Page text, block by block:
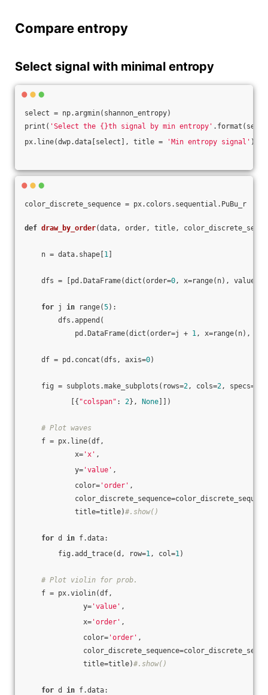
Compare entropy
Select signal with minimal entropy
select = np.argmin(shannon_entropy)
print( 'Select the {}th signal by min entropy'
px.line(dwp.data[select], title =
'Min entropy signal'
color_discrete_sequence = px.colors.sequential.PuBu_r
def draw_by_order(data, order, title,
n = data.shape[ 1
dfs = [pd.DataFrame(dict(order=0, x=range(n),
for j in range(5):
dfs.append(
pd.DataFrame(dict(order=j + 1, x=range(n),
df = pd.concat(dfs, axis=0)
fig = subplots.make_subplots(rows=2, cols=2,
[{ "colspan" : 2}, None ]])
# Plot waves
f = px.line(df,
x= 'x' ,
y= 'value' ,
color= 'order' ,
title=title)#.show()
for d in f.data:
fig.add_trace(d, row=1, col=1)
# Plot violin for prob.
f = px.violin(df,
y= 'value' ,
x= 'order' ,
color= 'order' ,
title=title)#.show()
for d in f.data: